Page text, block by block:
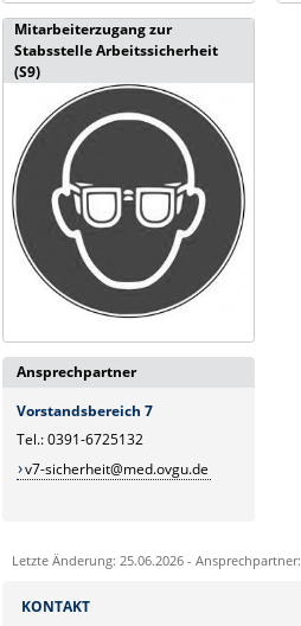
Mitarbeiterzugang zur
Stabsstelle Arbeitssicherheit
(S9)
Ansprechpartner
Vorstandsbereich 7
Tel.: 0391-6725132
v7-sicherheit@med.ovgu.de
Letzte Änderung: 25.06.2026 - Ansprechpartner:
KONTAKT